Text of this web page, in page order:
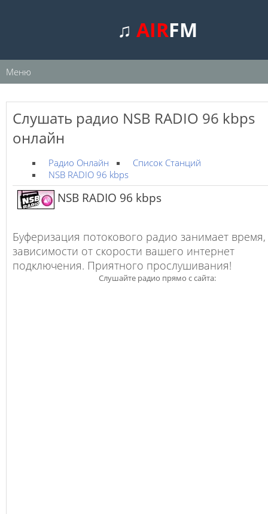
♫AIRFM
Меню
Слушать радио NSB RADIO 96 kbps
онлайн
Радио Онлайн
Список Станций
NSB RADIO 96 kbps
NSB RADIO 96 kbps
Буферизация потокового радио занимает время,
зависимости от скорости вашего интернет
подключения. Приятного прослушивания!
Слушайте радио прямо с сайта: